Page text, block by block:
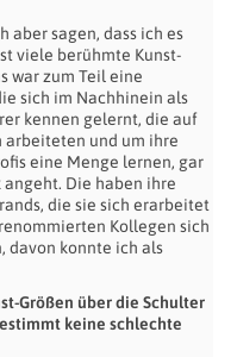
aber sagen, dass ich es
viele berühmte Kunst-
war zum Teil eine
sich im Nachhinein als
kennen gelernt, die auf
und um ihre
eine Menge lernen, gar
angeht. Die haben ihre
die sie sich erarbeitet
Kollegen sich
davon konnte ich als
Größen über die Schulter
keine schlechte